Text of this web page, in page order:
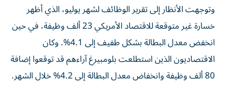
وتوجهت الأنظار إلى تقرير الوظائف لشهر يوليو، الذي أظهر
خسارة غير متوقعة للاقتصاد الأمريكي 23 ألف وظيفة، في حين
انخفض معدل البطالة بشكل طفيف إلى 4.1%. وكان
الاقتصاديون الذين استطلعت بلومبيرغ آراءهم قد توقعوا إضافة
80 ألف وظيفة وانخفاض معدل البطالة إلى 4.2% خلال الشهر.